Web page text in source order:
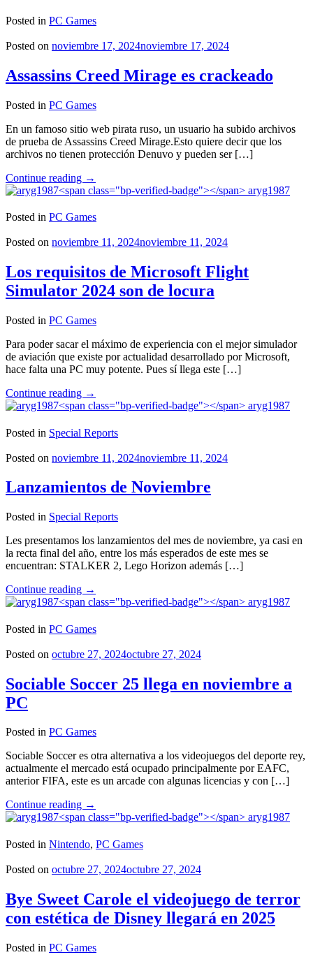
de
semana
Posted in PC Games
Posted on noviembre 17, 2024noviembre 17, 2024
Assassins Creed Mirage es crackeado
Posted in PC Games
En un famoso sitio web pirata ruso, un usuario ha subido archivos
de prueba de Assassins Creed Mirage.Esto quiere decir que los
archivos no tienen protección Denuvo y pueden ser […]
Continue reading "Assassins
Creed
es
→
aryg1987
Posted in PC Games
Posted on noviembre 11, 2024noviembre 11, 2024
Los requisitos de Microsoft Flight
Simulator 2024 son de locura
Posted in PC Games
Para poder sacar el máximo de experiencia con el mejor simulador
de aviación que existe por actualidad desarrollado por Microsoft,
hace falta una PC muy potente. Pues sí llega este […]
Continue reading "Los
requisitos
Microsoft
Flight
Simulator
son
de
→
aryg1987
Posted in Special Reports
Posted on noviembre 11, 2024noviembre 11, 2024
Lanzamientos de Noviembre
Posted in Special Reports
Les presentamos los lanzamientos del mes de noviembre, ya casi en
la recta final del año, entre los más esperados de este mes se
encuentran: STALKER 2, Lego Horizon además […]
Continue reading "Lanzamientos
de
→
aryg1987
Posted in PC Games
Posted on octubre 27, 2024octubre 27, 2024
Sociable Soccer 25 llega en noviembre a
PC
Posted in PC Games
Sociable Soccer es otra alternativa a los videojuegos del deporte rey,
actualmente el mercado está ocupado principalmente por EAFC,
anterior FIFA, este es un arcade con algunas licencias y con […]
Continue reading "Sociable
Soccer
llega
noviembre
PC"
→
aryg1987
Posted in Nintendo, PC Games
Posted on octubre 27, 2024octubre 27, 2024
Bye Sweet Carole el videojuego de terror
con estética de Disney llegará en 2025
Posted in PC Games